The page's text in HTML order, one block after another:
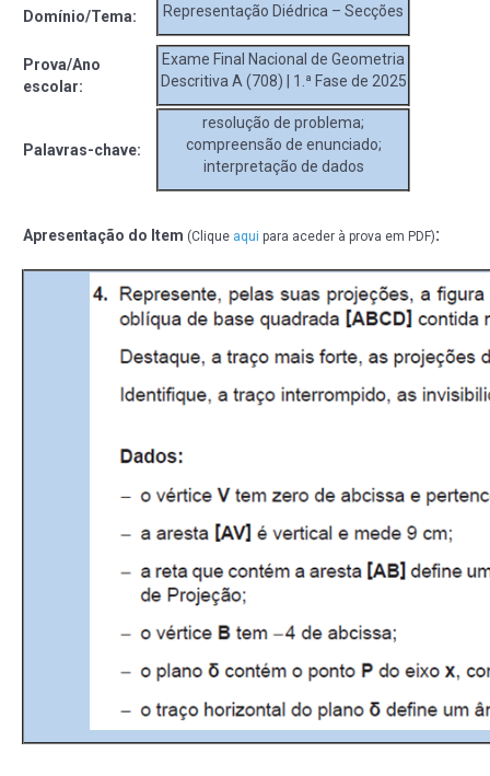
Domínio/Tema: Representação Diédrica – Secções
Prova/Ano
escolar:
Exame Final Nacional de Geometria
Descritiva A (708) | 1.ª Fase de 2025
Palavras-chave:
resolução de problema;
compreensão de enunciado;
interpretação de dados
Apresentação do Item (Clique aqui para aceder à prova em PDF):